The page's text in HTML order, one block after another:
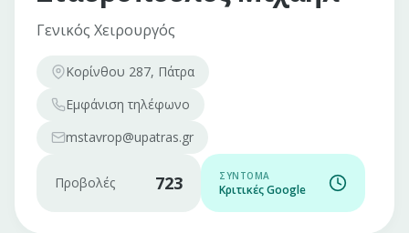
Γενικός Χειρουργός
Κορίνθου 287, Πάτρα
Εμφάνιση τηλέφωνο
mstavrop@upatras.gr
Προβολές 723 ΣΎΝΤΟΜΑ
Κριτικές Google